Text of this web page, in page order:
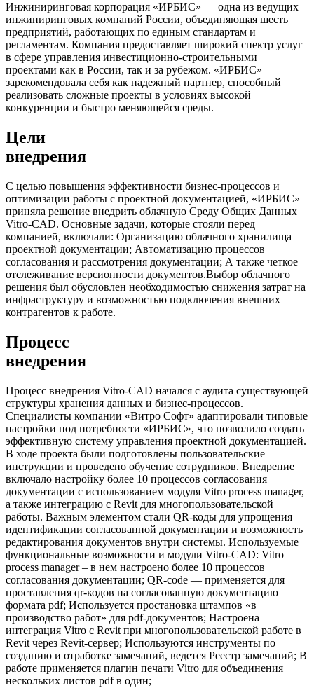
Инжиниринговая корпорация «ИРБИС» — одна из ведущих
инжиниринговых компаний России, объединяющая шесть
предприятий, работающих по единым стандартам и
регламентам. Компания предоставляет широкий спектр услуг
в сфере управления инвестиционно-строительными
проектами как в России, так и за рубежом. «ИРБИС»
зарекомендовала себя как надежный партнер, способный
реализовать сложные проекты в условиях высокой
конкуренции и быстро меняющейся среды.
Цели
внедрения
С целью повышения эффективности бизнес-процессов и
оптимизации работы с проектной документацией, «ИРБИС»
приняла решение внедрить облачную Среду Общих Данных
Vitro-CAD. Основные задачи, которые стояли перед
компанией, включали: Организацию облачного хранилища
проектной документации; Автоматизацию процессов
согласования и рассмотрения документации; А также четкое
отслеживание версионности документов.Выбор облачного
решения был обусловлен необходимостью снижения затрат на
инфраструктуру и возможностью подключения внешних
контрагентов к работе.
Процесс
внедрения
Процесс внедрения Vitro-CAD начался с аудита существующей
структуры хранения данных и бизнес-процессов.
Специалисты компании «Витро Софт» адаптировали типовые
настройки под потребности «ИРБИС», что позволило создать
эффективную систему управления проектной документацией.
В ходе проекта были подготовлены пользовательские
инструкции и проведено обучение сотрудников. Внедрение
включало настройку более 10 процессов согласования
документации с использованием модуля Vitro process manager,
а также интеграцию с Revit для многопользовательской
работы. Важным элементом стали QR-коды для упрощения
идентификации согласованной документации и возможность
редактирования документов внутри системы. Используемые
функциональные возможности и модули Vitro-CAD: Vitro
process manager – в нем настроено более 10 процессов
согласования документации; QR-code — применяется для
проставления qr-кодов на согласованную документацию
формата pdf; Используется простановка штампов «в
производство работ» для pdf-документов; Настроена
интеграция Vitro с Revit при многопользовательской работе в
Revit через Revit-сервер; Используются инструменты по
созданию и отработке замечаний, ведется Реестр замечаний; В
работе применяется плагин печати Vitro для объединения
нескольких листов pdf в один;